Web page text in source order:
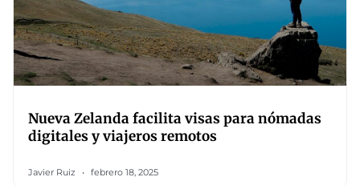
Nueva Zelanda facilita visas para nómadas
digitales y viajeros remotos
Javier Ruiz febrero 18, 2025